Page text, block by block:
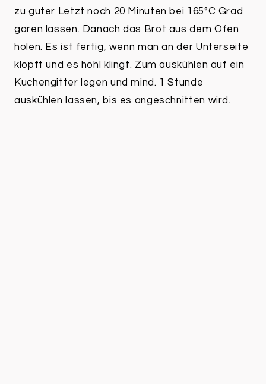
zu guter Letzt noch 20 Minuten bei 165°C Grad
garen lassen. Danach das Brot aus dem Ofen
holen. Es ist fertig, wenn man an der Unterseite
klopft und es hohl klingt. Zum auskühlen auf ein
Kuchengitter legen und mind. 1 Stunde
auskühlen lassen, bis es angeschnitten wird.